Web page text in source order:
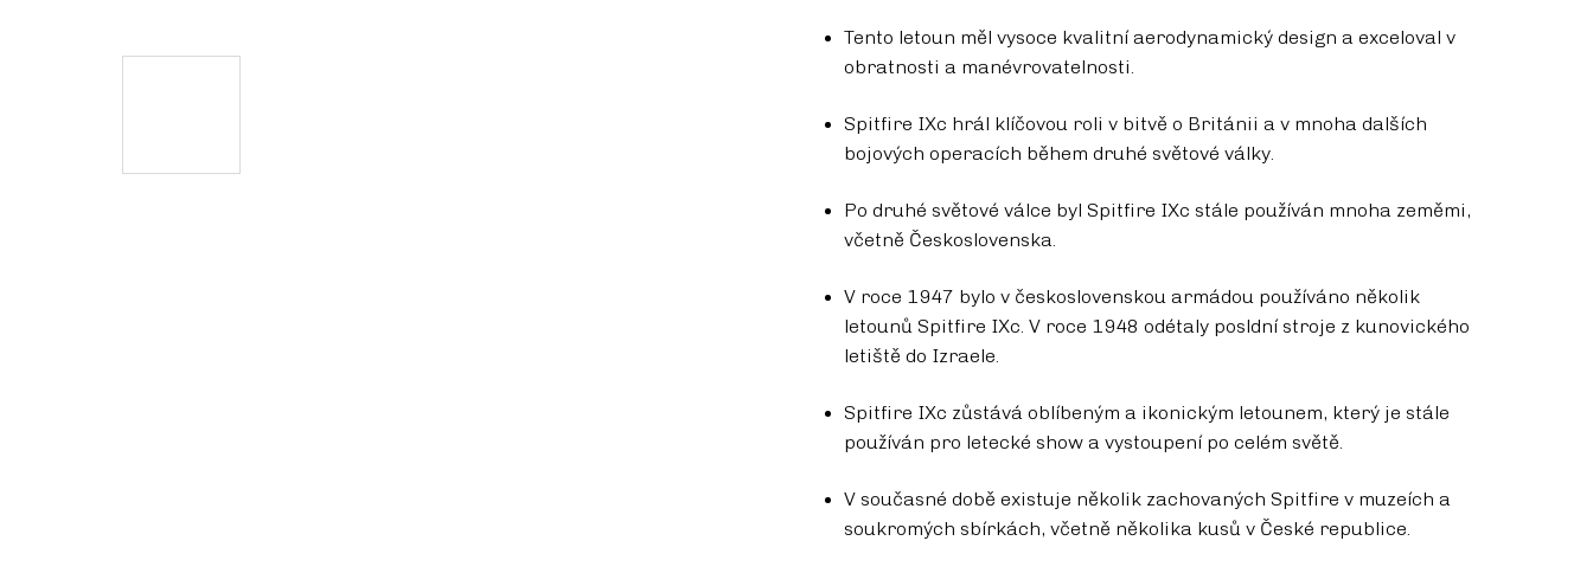
Tento letoun měl vysoce kvalitní aerodynamický design a exceloval v
obratnosti a manévrovatelnosti.
Spitfire IXc hrál klíčovou roli v bitvě o Británii a v mnoha dalších
bojových operacích během druhé světové války.
Po druhé světové válce byl Spitfire IXc stále používán mnoha zeměmi,
včetně Československa.
V roce 1947 bylo v československou armádou používáno několik
letounů Spitfire IXc. V roce 1948 odétaly posldní stroje z kunovického
letiště do Izraele.
Spitfire IXc zůstává oblíbeným a ikonickým letounem, který je stále
používán pro letecké show a vystoupení po celém světě.
V současné době existuje několik zachovaných Spitfire v muzeích a
soukromých sbírkách, včetně několika kusů v České republice.